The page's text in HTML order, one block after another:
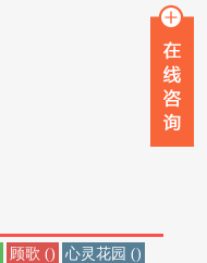
顾歌 ()
心灵花园 ()